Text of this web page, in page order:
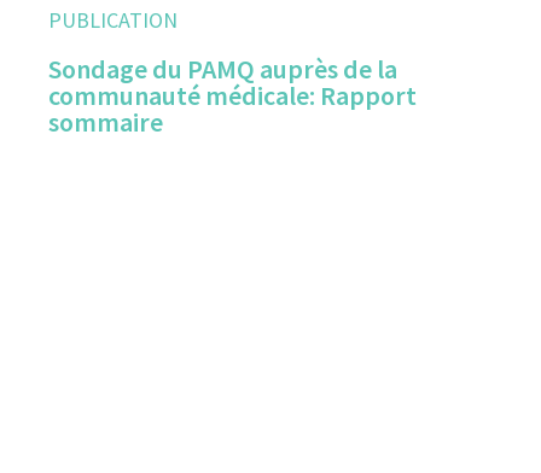
PUBLICATION
Sondage du PAMQ auprès de la
communauté médicale: Rapport
sommaire